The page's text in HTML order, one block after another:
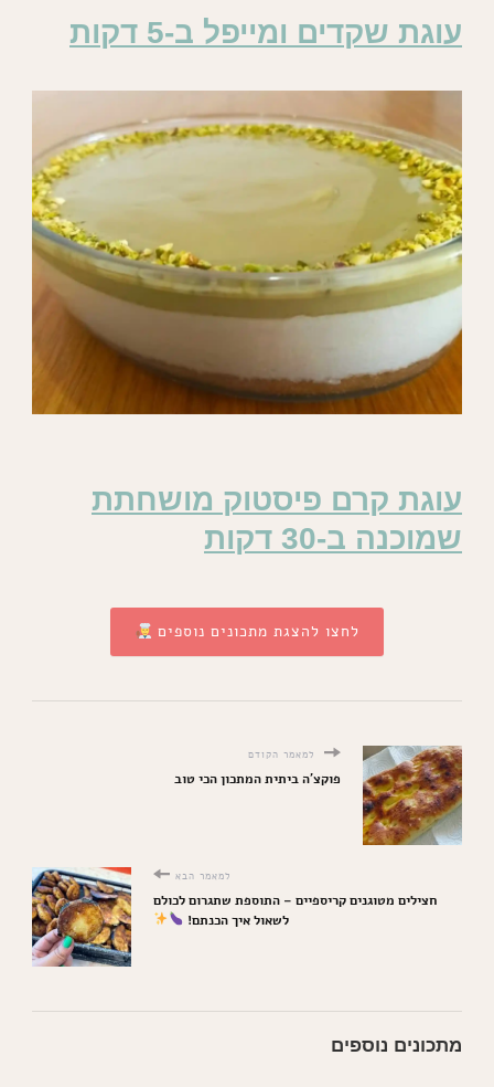
עוגת שקדים ומייפל ב-5 דקות
עוגת קרם פיסטוק מושחתת
שמוכנה ב-30 דקות
לחצו להצגת מתכונים נוספים
למאמר הקודם
פוקצ'ה ביתית המתכון הכי טוב
למאמר הבא
חצילים מטוגנים קריספיים – התוספת שתגרום לכולם
לשאול איך הכנתם!
מתכונים נוספים